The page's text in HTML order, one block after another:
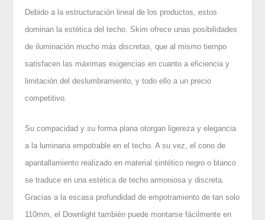
Debido a la estructuración lineal de los productos, estos
dominan la estética del techo. Skim ofrece unas posibilidades
de iluminación mucho más discretas, que al mismo tiempo
satisfacen las máximas exigencias en cuanto a eficiencia y
limitación del deslumbramiento, y todo ello a un precio
competitivo.
Su compacidad y su forma plana otorgan ligereza y elegancia
a la luminaria empotrable en el techo. A su vez, el cono de
apantallamiento realizado en material sintético negro o blanco
se traduce en una estética de techo armoniosa y discreta.
Gracias a la escasa profundidad de empotramiento de tan solo
110mm, el Downlight también puede montarse fácilmente en